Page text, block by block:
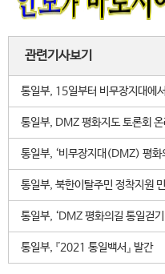
관련기사보기
통일부, 15일부터 비무장지대에
통일부, DMZ 평화지도 토론회 온
통일부, ‘비무장지대(DMZ) 평
통일부, 북한이탈주민 정착지원
통일부, ‘DMZ 평화의길 통일걷
통일부, 『2021 통일백서』 발간